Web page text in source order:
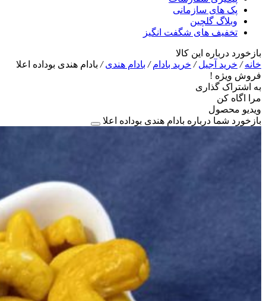
پک های سازمانی
وبلاگ گلچین
تخفیف های شگفت انگیز
بازخورد درباره این کالا
خانه/ خرید آجیل/ خرید بادام/ بادام هندی/ بادام هندی بوداده اعلا
فروش ویژه !
به اشتراک گذاری
مرا اگاه کن
ویدیو محصول
بازخورد شما درباره بادام هندی بوداده اعلا